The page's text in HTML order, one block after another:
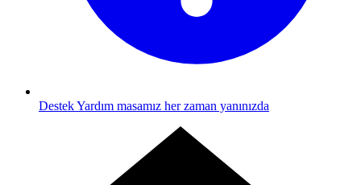
DestekYardım masamız her zaman yanınızda